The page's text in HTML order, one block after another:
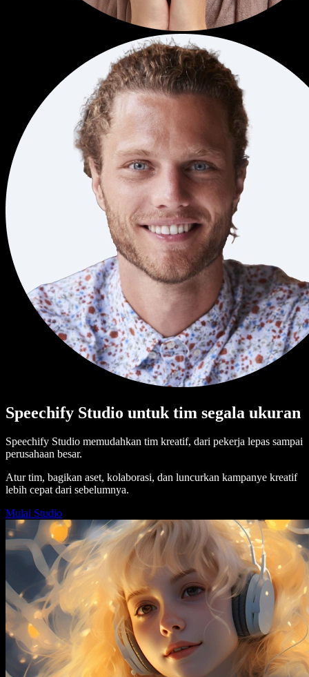
Speechify Studio untuk tim segala ukuran
Speechify Studio memudahkan tim kreatif, dari pekerja lepas sampai
perusahaan besar.
Atur tim, bagikan aset, kolaborasi, dan luncurkan kampanye kreatif
lebih cepat dari sebelumnya.
Mulai Studio